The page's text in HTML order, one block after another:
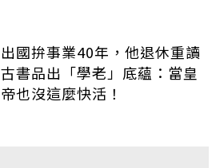
出國拚事業40年，他退休重讀
古書品出「學老」底蘊：當皇
帝也沒這麼快活！